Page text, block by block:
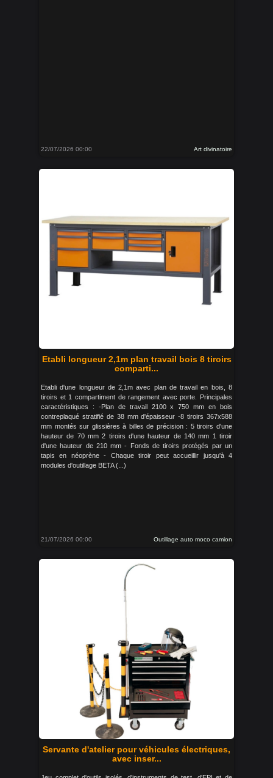
22/07/2026 00:00 Art divinatoire
Etabli longueur 2,1m plan travail bois 8 tiroirs
comparti...
Etabli d'une longueur de 2,1m avec plan de travail en bois, 8
tiroirs et 1 compartiment de rangement avec porte. Principales
caractéristiques : -Plan de travail 2100 x 750 mm en bois
contreplaqué stratifié de 38 mm d'épaisseur -8 tiroirs 367x588
mm montés sur glissières à billes de précision : 5 tiroirs d'une
hauteur de 70 mm 2 tiroirs d'une hauteur de 140 mm 1 tiroir
d'une hauteur de 210 mm - Fonds de tiroirs protégés par un
tapis en néoprène - Chaque tiroir peut accueillir jusqu'à 4
modules d'outillage BETA (...)
21/07/2026 00:00 Outillage auto moco camion
Servante d'atelier pour véhicules électriques,
avec inser...